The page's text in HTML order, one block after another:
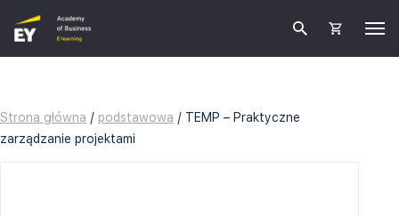
Strona główna / podstawowa / TEMP – Praktyczne
zarządzanie projektami